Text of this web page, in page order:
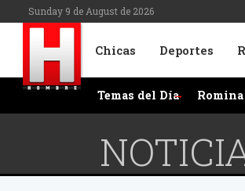
Sunday 9 de August de 2026
Chicas Deportes
Temas del Día